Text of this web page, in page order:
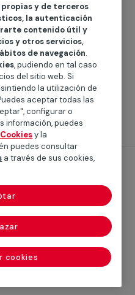
la desinfección de
para la
servicios te
para la piscina de tu
con la
Contamos con
que cubrirán
de
otro tipo.
y de terceros
la autenticación
contenido útil y
y otros servicios,
de navegación.
, pudiendo en tal caso
del sitio web. Si
la utilización de
aceptar todas las
configurar o
información, puedes
y la
puedes consultar
a través de sus cookies,
cookies